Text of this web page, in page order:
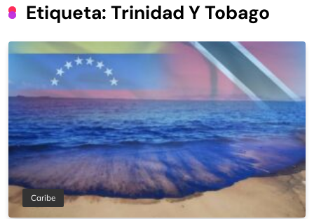
Etiqueta: Trinidad Y Tobago
Caribe